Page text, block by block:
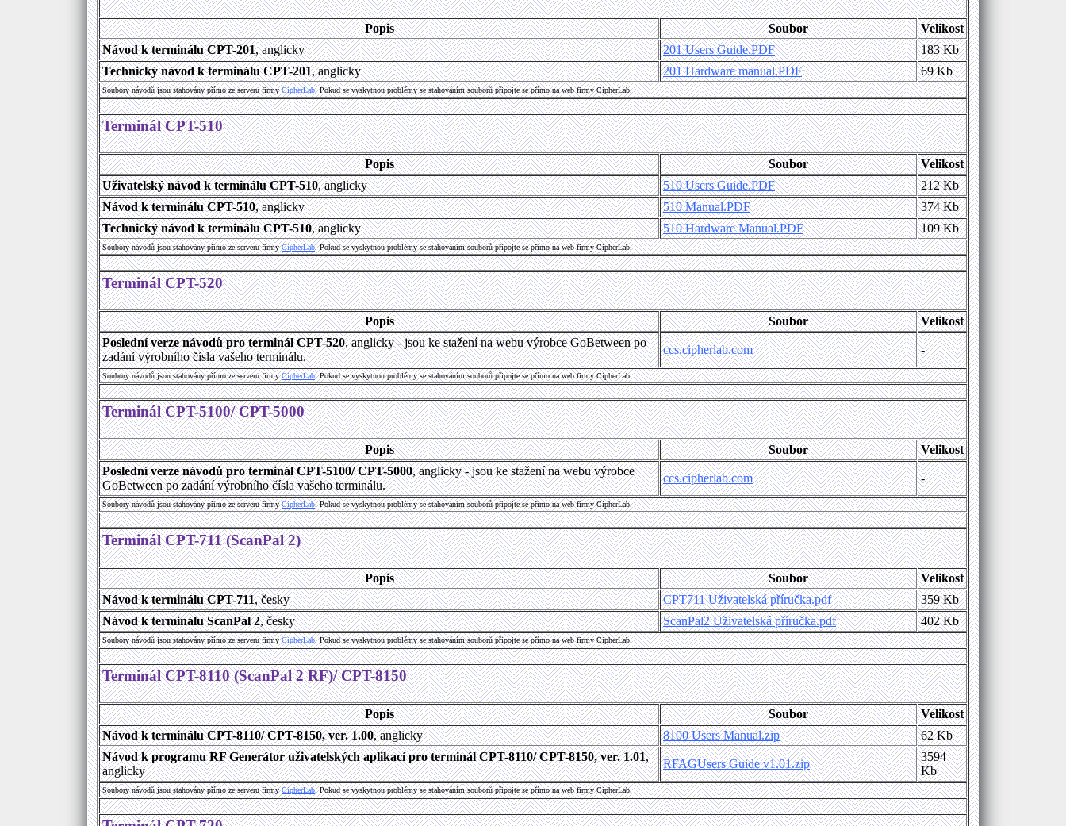
Popis Soubor
Velikost
Návod k terminálu CPT-201, anglicky 201 Users Guide.PDF
183 Kb
Technický návod k terminálu CPT-201, anglicky 201 Hardware manual.PDF 69 Kb
Soubory návodů jsou stahovány přímo ze serveru firmyCipherLab. Pokud se vyskytnou problémy se stahováním souborů připojte se přímo na web firmy CipherLab.
Terminál CPT-510
Popis Soubor
Velikost
Uživatelský návod k terminálu CPT-510, anglicky 510 Users Guide.PDF
212 Kb
Návod k terminálu CPT-510, anglicky 510 Manual.PDF
374 Kb
Technický návod k terminálu CPT-510, anglicky 510 Hardware Manual.PDF 109 Kb
Soubory návodů jsou stahovány přímo ze serveru firmyCipherLab. Pokud se vyskytnou problémy se stahováním souborů připojte se přímo na web firmy CipherLab.
Terminál CPT-520
Popis Soubor
Velikost
Poslední verze návodů pro terminál CPT-520, anglicky - jsou ke stažení na webu výrobce GoBetween po
zadání výrobního čísla vašeho terminálu.
ccs.cipherlab.com -
Soubory návodů jsou stahovány přímo ze serveru firmyCipherLab. Pokud se vyskytnou problémy se stahováním souborů připojte se přímo na web firmy CipherLab.
Terminál CPT-5100/ CPT-5000
Popis Soubor
Velikost
Poslední verze návodů pro terminál CPT-5100/ CPT-5000, anglicky - jsou ke stažení na webu výrobce
GoBetween po zadání výrobního čísla vašeho terminálu.
ccs.cipherlab.com -
Soubory návodů jsou stahovány přímo ze serveru firmyCipherLab. Pokud se vyskytnou problémy se stahováním souborů připojte se přímo na web firmy CipherLab.
Terminál CPT-711 (ScanPal 2)
Popis Soubor
Velikost
Návod k terminálu CPT-711, česky CPT711 Uživatelská příručka.pdf
359 Kb
Návod k terminálu ScanPal 2, česky ScanPal2 Uživatelská příručka.pdf 402 Kb
Soubory návodů jsou stahovány přímo ze serveru firmyCipherLab. Pokud se vyskytnou problémy se stahováním souborů připojte se přímo na web firmy CipherLab.
Terminál CPT-8110 (ScanPal 2 RF)/ CPT-8150
Popis Soubor
Velikost
Návod k terminálu CPT-8110/ CPT-8150, ver. 1.00, anglicky 8100 Users Manual.zip
62 Kb
Návod k programu RF Generátor uživatelských aplikací pro terminál CPT-8110/ CPT-8150, ver. 1.01,
anglicky
RFAGUsers Guide v1.01.zip
3594
Kb
Soubory návodů jsou stahovány přímo ze serveru firmyCipherLab. Pokud se vyskytnou problémy se stahováním souborů připojte se přímo na web firmy CipherLab.